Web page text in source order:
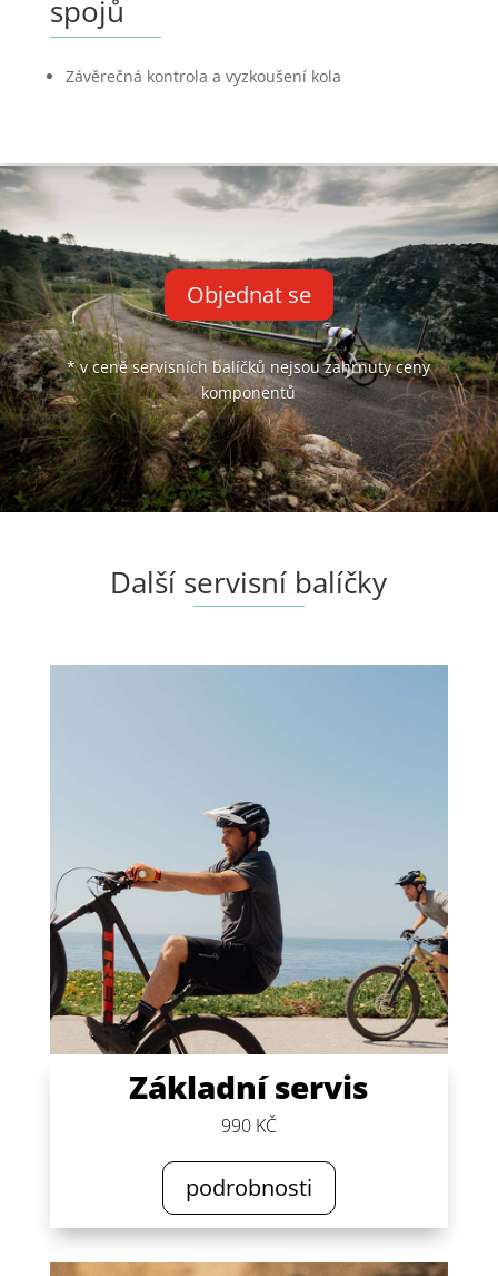
spojů
Závěrečná kontrola a vyzkoušení kola
Objednat se
* v ceně servisních balíčků nejsou zahrnuty ceny
komponentů
Další servisní balíčky
Základní servis
990 KČ
podrobnosti